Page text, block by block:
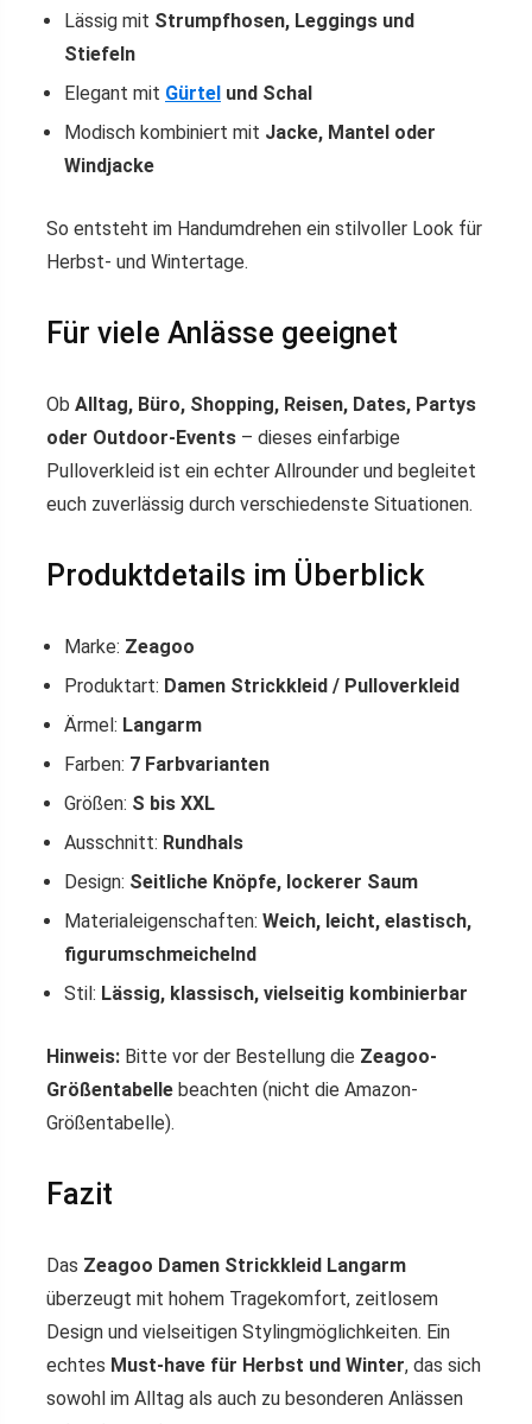
Lässig mit Strumpfhosen, Leggings und
Stiefeln
Elegant mit Gürtel und Schal
Modisch kombiniert mit Jacke, Mantel oder
Windjacke
So entsteht im Handumdrehen ein stilvoller Look für
Herbst- und Wintertage.
Für viele Anlässe geeignet
Ob Alltag, Büro, Shopping, Reisen, Dates, Partys
oder Outdoor-Events – dieses einfarbige
Pulloverkleid ist ein echter Allrounder und begleitet
euch zuverlässig durch verschiedenste Situationen.
Produktdetails im Überblick
Marke: Zeagoo
Produktart: Damen Strickkleid / Pulloverkleid
Ärmel: Langarm
Farben: 7 Farbvarianten
Größen: S bis XXL
Ausschnitt: Rundhals
Design: Seitliche Knöpfe, lockerer Saum
Materialeigenschaften: Weich, leicht, elastisch,
figurumschmeichelnd
Stil: Lässig, klassisch, vielseitig kombinierbar
Hinweis: Bitte vor der Bestellung die Zeagoo-
Größentabelle beachten (nicht die Amazon-
Größentabelle).
Fazit
Das Zeagoo Damen Strickkleid Langarm
überzeugt mit hohem Tragekomfort, zeitlosem
Design und vielseitigen Stylingmöglichkeiten. Ein
echtes Must-have für Herbst und Winter, das sich
sowohl im Alltag als auch zu besonderen Anlässen